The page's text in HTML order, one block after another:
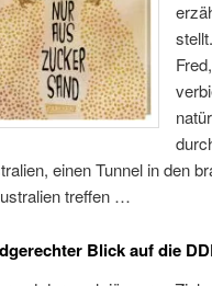
stellt.
einen Tunnel in den
treffen …
Blick auf die